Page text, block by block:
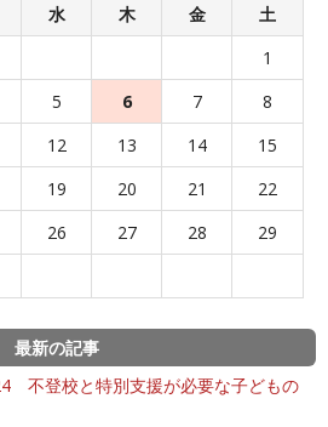
水 木 金
土
1
5 6 7
8
12 13 14
15
19 20 21
22
26 27 28
29
最新の記事
不登校と特別支援が必要な子どもの